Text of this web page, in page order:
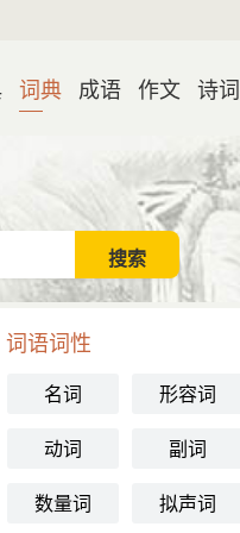
词典 成语 作文 诗词
词语词性
名词 形容词
动词
副词
数量词
拟声词